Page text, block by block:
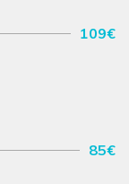
109€
85€